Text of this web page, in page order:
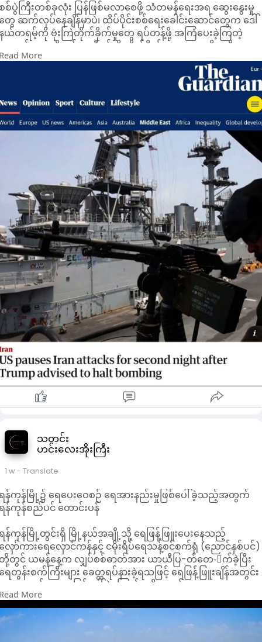
စ်ပွဲကြီးတစ်ခုလုံး ပြန်ဖြစ်မလာစေဖို့ သံတမန်ရေးအရ ဆွေးနွေးမှု
ေ ဆက်လုပ်နေချိန်မှာပဲ၊ ထိပ်ပိုင်းစစ်ရေးခေါင်းဆောင်တွေက ဒေါ်
ယ်တရမ့်ကို ဗုံးကြဲတိုက်ခိုက်မှုတွေ ရပ်တန့်ဖို့ အကြံပေးခဲ့ကြတဲ့
တွက် အမေရိကန်က အီရန်ကို တိုက်ခိုက်နေတာတွေကို ဒုတိယ
ြောက် ညအဖြစ် ထပ်ပြီး ရပ်နားထားပါတယ်။
ရမ့် အစိုးရအဖွဲ့ထဲက အရာရှိကြီးတွေကလည်း ဒေသတွင်းမှာ
ေရှည်စစ်ဆင်ရေးလုပ်ဖို့ အဟန့်အတားဖြစ်စေနိုင်တဲ့
ယမ်းမီးကျောက် လက်ကျန်တွေ လျော့နည်းလာနေတဲ့အကြောင်း
မ္မတကို တင်ပြခဲ့ကြတယ်လို့ သိရပါတယ်။
ောကြာနေ့က အိမ်ဖြူတော် အိုဗယ်လ်(Oval) ရုံးခန်း
စည်းအဝေးမှာ အမေရိကန် ဒုတိယသမ္မတ ဂျေဒီ ဗန့်စ် နဲ့ ပူးတွဲ
စ်ဦးစီးချုပ်များအဖွဲ့ ဥက္ကဋ္ဌ ဒန်ကိန်း တို့က အီရန်ကို စစ်ရေးအရ
ပ်မံတိုက်ခိုက်မယ်ဆိုရင် ကြုံလာရနိုင်တဲ့ အန္တရာယ်တွေကို တရမ့်
သတိပေးခဲ့ကြပါတယ်။ အဲဒီနောက်မှာ သမ္မတက စစ်တပ်ကို
က်ခိုက်မှုအသစ်တွေ ရပ်ထားဖို့ အမိန့်ပေးခဲ့တာပါ။ အစောပိုင်း
န်းကတော့ သူတို့(အီရန်)ဆီမှာ ရှိတာမှန်သမျှကို "အကုန်ဖျက်ဆီး
စ်နိုင်တယ်" လို့ တရမ့်က သတိပေးခဲ့ဖူးပါတယ်။
နင်္ဂနွေနေ့မှာတော့ အီရန်ဘက်ကလည်း ဒေသတွင်းက အမေရိကန်
ဟာမိတ်တွေကို "လက်စားချေ" တိုက်ခိုက်မှုတွေ ရပ်ဆိုင်းထားမယ်
ပြောလာပါတယ်။ အီရန်စစ်တပ် ပြောရေးဆိုခွင့်ရှိသူ မိုဟာမက်
က်ခရာမီနီယာက "အမေရိကန်တွေက လွန်ခဲ့တဲ့ နှစ်ညအထိ
က်တိုက်ခိုက်နေခဲ့ပေမယ့် ပြီးခဲ့တဲ့ နှစ်ညမှာတော့ သူတို့ရဲ့
က်ခိုက်မှုတွေကို ရပ်လိုက်ပါပြီ၊ ကျနော်တို့ရဲ့ မဟာဗျူဟာကလည်း
ဓိကအားဖြင့် လက်စားချေဖို့သက်သက်ပဲဖြစ်လို့ ကျနော်တို့ဘက်
လည်း လက်စားချေ တိုက်ခိုက်မှုတွေကို ရပ်ဆိုင်းထားလိုက်ပါပြီ"
ပြောပါတယ်။
နင်္ဂနွေနေ့က Axios သတင်းဌာနရဲ့ ဖော်ပြချက်အရ ဒေသတွင်း အ
ေရိကန်စစ်တပ်ရဲ့ ထိပ်ပိုင်းတပ်မှူး ရေတပ်ဗိုလ်ချုပ်ကြီး ဘရက်ဒ
ေ ကူးပါးက အမေရိကန်ရဲ့ စစ်ရေးလှုပ်ရှားမှုတွေဟာ အထိရောက်
းဖြစ်နိုင်တဲ့ အတိုင်းအတာတစ်ခုအထိ ရောက်သွားပြီလို့ တရမ့်ကို
ြောခဲ့တယ်လို့ သိရပါတယ်။
လိုတင်ပြချက်ကပဲ သီတင်းနှစ်ပတ်နီးပါးအတွင်း ပထမဆုံးအကြိမ်
းဖြတ်ချက်အပေါ် သက်ရောက်မှုရှိခဲ့တာပါ။ အမေရိကန်အနေနဲ့ အီ
န်မှာ တိုက်ခိုက်ဖို့ သတ်မှတ်ထားတဲ့ ပစ်မှတ်စာရင်းတွေ ကုန်
လောက်ဖြစ်နေပြီဖြစ်လို့ အကြီးစား စစ်ဆင်ရေးကြီးတွေ ထပ်မ
ပ်ဘဲနဲ့ ဗုံးဆက်ကြဲနေတာက သိပ်အဓိပ္ပာယ်မရှိဘူးလို့ ကူးပါးက တ
ယ်။
နင်္ဂနွေနေ့က NBC ရဲ့ Meet the Press အစီအစဉ်မှာ အီရန်ကို
င်ရာ အမေရိကန်သံအမတ် မိုက်ဝေါ့ဇ် က "အဲဒီလောက်ကြီးအထိ
ော့ ကျနော် မပြောလိုပါဘူး။ သမ္မတကြီးကတော့ ဖြစ်နိုင်ခြေရှိတဲ့
မ်းကြောင်း အားလုံးကို ချန်ထားဆဲပါပဲ" လို့ ဖြေကြားခဲ့ပါတယ်။
ောကြာနေ့ညနေပိုင်းက စတင်ခဲ့တဲ့ ဒီတိုက်ပွဲတွေ ရပ်တန့်သွားမှုဟာ
တင်းနှစ်ပတ်နီးပါးကြာ အီရန်ကို တိုက်ခိုက်မှုတွေနဲ့ တရမ့် ကြားဝင်
ေ့စပ်ပေးခဲ့တဲ့ အပစ်အခတ်ရပ်စဲရေး ပျက်ပြားသွားပြီးနောက်မှာ
ေါ်ပေါက်လာတာပါ။ အမေရိကန်ကတော့ ဒေသတွင်းက အမေရိကန်
ပ်ဖွဲ့တွေနဲ့ မဟာမိတ်တွေကို တိုက်ခိုက်တာ၊ ပြီးတော့ ကမ္ဘာ့ရေနံနဲ့
More
သတင်း
ဟင်းလေးအိုးကြီး
1 w- Translate
န်ကုန်မြို့၌ ရေပေးဝေစဉ် ရေအားနည်းမှုဖြစ်ပေါ်ခဲ့သည့်အတွက်
န်ကုန်စည်ပင် တောင်းပန်
န်ကုန်မြို့တွင်းရှိ မြို့နယ်အချို့သို့ ရေဖြန့်ဖြူးပေးနေသည့်
ော်ကားရေလှောင်ကန်နှင့် ငမိုးရိပ်ရေသန့်စင်စက်ရုံ (ညောင်နှစ်ပင်)
တွင် ယမန်နေ့က လျှပ်စစ်ဓာတ်အား ယာယီပြ-တ်တေ-ာက်ခဲ့ပြီး
ေတွန်းစက်ကြီးများ ခေတ္တရပ်နားခဲ့ရသဖြင့် ရေဖြန့်ဖြူးချိန်အတွင်း
ေအားနည်းမှုများ ဖြစ်ပေါ်ခဲ့ကြောင်း သိရသည်။
ပြင် ဒလမြို့နယ်သို့ ရေပေးဝေနေသည့် ရန်ကုန်ပေါက် ရေပေးဝေ
ေးစခန်း ဇုန် (၁၀) တွင်လည်း မိနစ် ၂၅ ကြာ လျှပ်စစ်ဓာတ်အား ပြ-
တေ-ာက်ခဲ့မှုကြောင့် ရေပို့ပိုက်လိုင်းများအတွင်း ရေအား
More